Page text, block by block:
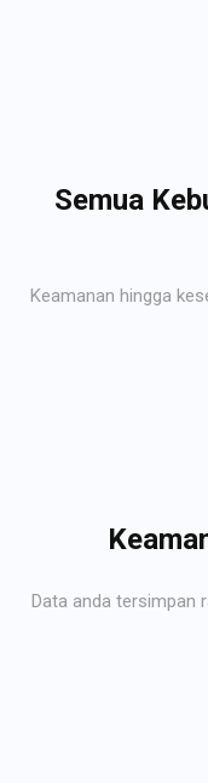
Semua
Keamanan hingga
Data anda tersimpan